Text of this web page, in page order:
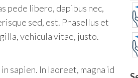
pede libero, dapibus nec,
sed, est. Phasellus et
vehicula vitae, justo.
sapien. In laoreet, magna id